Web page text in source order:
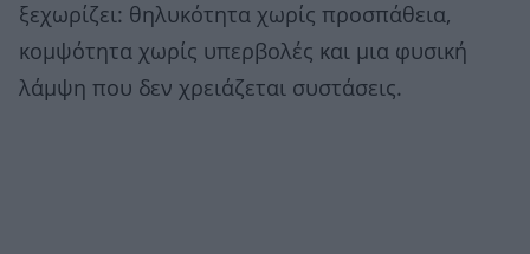
ξεχωρίζει: θηλυκότητα χωρίς προσπάθεια,
κομψότητα χωρίς υπερβολές και μια φυσική
λάμψη που δεν χρειάζεται συστάσεις.